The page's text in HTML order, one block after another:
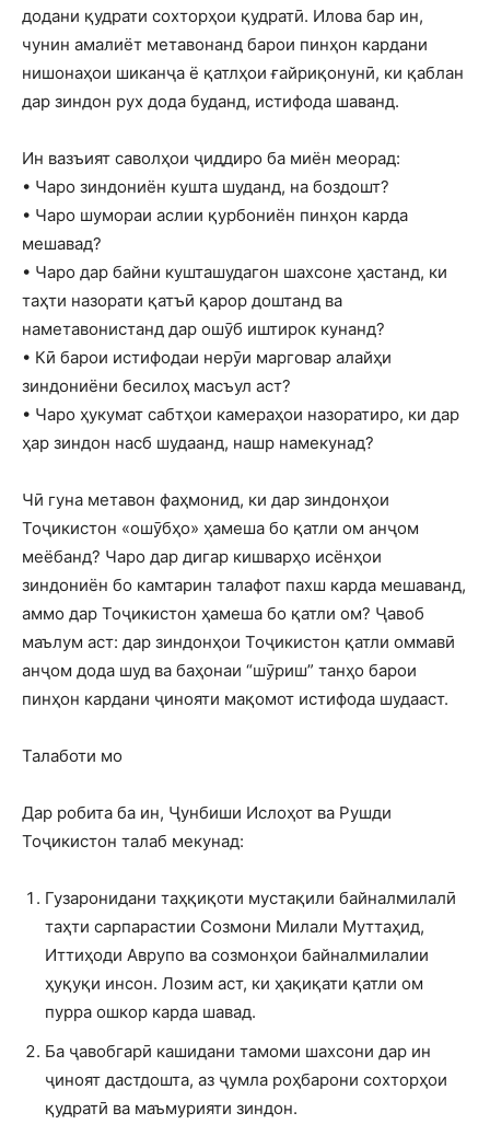
додани қудрати сохторҳои қудратӣ. Илова бар ин,
чунин амалиёт метавонанд барои пинҳон кардани
нишонаҳои шиканҷа ё қатлҳои ғайриқонунӣ, ки қаблан
дар зиндон рух дода буданд, истифода шаванд.
Ин вазъият саволҳои ҷиддиро ба миён меорад:
• Чаро зиндониён кушта шуданд, на боздошт?
• Чаро шумораи аслии қурбониён пинҳон карда
мешавад?
• Чаро дар байни кушташудагон шахсоне ҳастанд, ки
таҳти назорати қатъӣ қарор доштанд ва
наметавонистанд дар ошӯб иштирок кунанд?
• Кӣ барои истифодаи нерӯи марговар алайҳи
зиндониёни бесилоҳ масъул аст?
• Чаро ҳукумат сабтҳои камераҳои назоратиро, ки дар
ҳар зиндон насб шудаанд, нашр намекунад?
Чӣ гуна метавон фаҳмонид, ки дар зиндонҳои
Тоҷикистон «ошӯбҳо» ҳамеша бо қатли ом анҷом
меёбанд? Чаро дар дигар кишварҳо исёнҳои
зиндониён бо камтарин талафот пахш карда мешаванд,
аммо дар Тоҷикистон ҳамеша бо қатли ом? Ҷавоб
маълум аст: дар зиндонҳои Тоҷикистон қатли оммавӣ
анҷом дода шуд ва баҳонаи “шӯриш” танҳо барои
пинҳон кардани ҷинояти мақомот истифода шудааст.
Талаботи мо
Дар робита ба ин, Ҷунбиши Ислоҳот ва Рушди
Тоҷикистон талаб мекунад:
Гузаронидани таҳқиқоти мустақили байналмилалӣ
таҳти сарпарастии Созмони Милали Муттаҳид,
Иттиҳоди Аврупо ва созмонҳои байналмилалии
ҳуқуқи инсон. Лозим аст, ки ҳақиқати қатли ом
пурра ошкор карда шавад.
Ба ҷавобгарӣ кашидани тамоми шахсони дар ин
ҷиноят дастдошта, аз ҷумла роҳбарони сохторҳои
қудратӣ ва маъмурияти зиндон.